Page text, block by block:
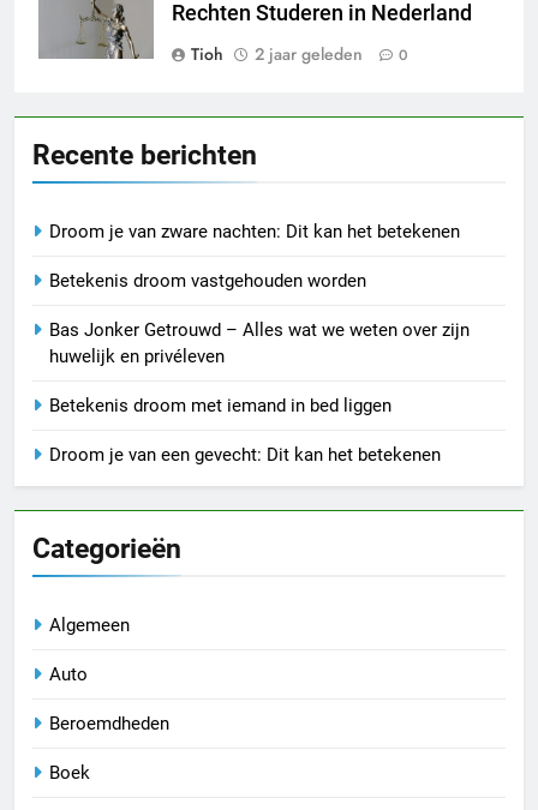
Rechten Studeren in Nederland
Tioh
2 jaar geleden 0
Recente berichten
Droom je van zware nachten: Dit kan het betekenen
Betekenis droom vastgehouden worden
Bas Jonker Getrouwd – Alles wat we weten over zijn
huwelijk en privéleven
Betekenis droom met iemand in bed liggen
Droom je van een gevecht: Dit kan het betekenen
Categorieën
Algemeen
Auto
Beroemdheden
Boek